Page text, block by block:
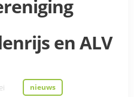
en ALV
nieuws